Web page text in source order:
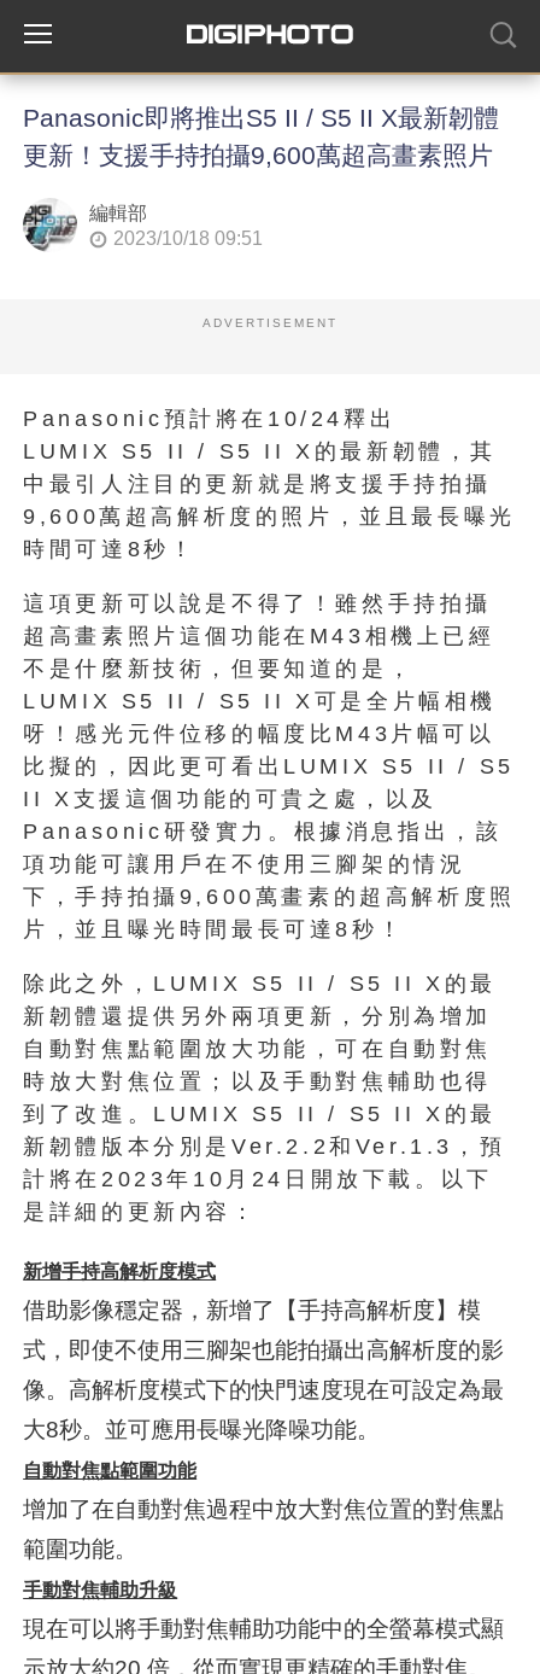
Panasonic即將推出S5 II / S5 II X最新韌體
更新！支援手持拍攝9,600萬超高畫素照片
編輯部
2023/10/18 09:51
ADVERTISEMENT
Panasonic預計將在10/24釋出
LUMIX S5 II / S5 II X的最新韌體，其
中最引人注目的更新就是將支援手持拍攝
9,600萬超高解析度的照片，並且最長曝光
時間可達8秒！
這項更新可以說是不得了！雖然手持拍攝
超高畫素照片這個功能在M43相機上已經
不是什麼新技術，但要知道的是，
LUMIX S5 II / S5 II X可是全片幅相機
呀！感光元件位移的幅度比M43片幅可以
比擬的，因此更可看出LUMIX S5 II / S5
II X支援這個功能的可貴之處，以及
Panasonic研發實力。根據消息指出，該
項功能可讓用戶在不使用三腳架的情況
下，手持拍攝9,600萬畫素的超高解析度照
片，並且曝光時間最長可達8秒！
除此之外，LUMIX S5 II / S5 II X的最
新韌體還提供另外兩項更新，分別為增加
自動對焦點範圍放大功能，可在自動對焦
時放大對焦位置；以及手動對焦輔助也得
到了改進。LUMIX S5 II / S5 II X的最
新韌體版本分別是Ver.2.2和Ver.1.3，預
計將在2023年10月24日開放下載。以下
是詳細的更新內容：
新增手持高解析度模式
借助影像穩定器，新增了【手持高解析度】模
式，即使不使用三腳架也能拍攝出高解析度的影
像。高解析度模式下的快門速度現在可設定為最
大8秒。並可應用長曝光降噪功能。
自動對焦點範圍功能
增加了在自動對焦過程中放大對焦位置的對焦點
範圍功能。
手動對焦輔助升級
現在可以將手動對焦輔助功能中的全螢幕模式顯
示放大約20 倍，從而實現更精確的手動對焦。